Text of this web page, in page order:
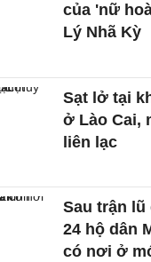
của 'nữ
Lý Nhã Kỳ
Sạt lở tại
ở Lào Cai,
liên lạc
Sau trận lũ
24 hộ dân
có nơi ở